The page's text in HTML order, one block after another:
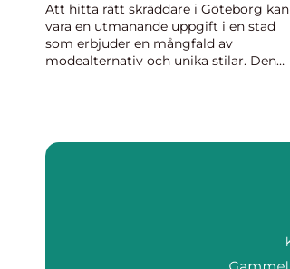
Att hitta rätt skräddare i Göteborg kan
vara en utmanande uppgift i en stad
som erbjuder en mångfald av
modealternativ och unika stilar. Den